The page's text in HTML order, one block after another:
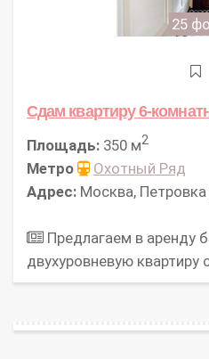
25
Сдам квартиру 6-
Площадь: 350 м2
Метро
Охотный Ряд
Адрес: Москва, Петровка
Предлагаем в аренду
двухуровневую квартиру